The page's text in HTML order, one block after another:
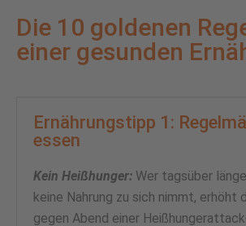
Die 10 goldenen
einer gesunden
Ernährungstipp 1:
essen
Kein Heißhunger: Wer tagsüber
keine Nahrung zu sich nimmt, erhöht
gegen Abend einer